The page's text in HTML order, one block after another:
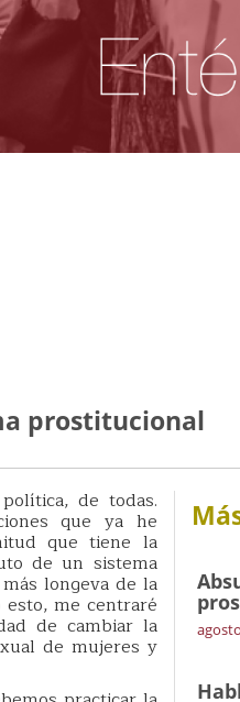
prostitucional
de todas.
que ya he
que tiene la
de un sistema
longeva de la
esto, me centraré
de cambiar la
de mujeres y